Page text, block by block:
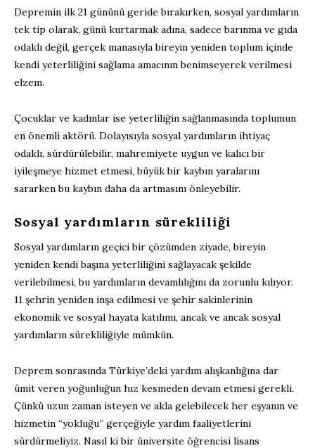
Depremin ilk 21 gününü geride bırakırken, sosyal yardımların
tek tip olarak, günü kurtarmak adına, sadece barınma ve gıda
odaklı değil, gerçek manasıyla bireyin yeniden toplum içinde
kendi yeterliliğini sağlama amacının benimseyerek verilmesi
elzem.
Çocuklar ve kadınlar ise yeterliliğin sağlanmasında toplumun
en önemli aktörü. Dolayısıyla sosyal yardımların ihtiyaç
odaklı, sürdürülebilir, mahremiyete uygun ve kalıcı bir
iyileşmeye hizmet etmesi, büyük bir kaybın yaralarını
sararken bu kaybın daha da artmasını önleyebilir.
Sosyal yardımların sürekliliği
Sosyal yardımların geçici bir çözümden ziyade, bireyin
yeniden kendi başına yeterliliğini sağlayacak şekilde
verilebilmesi, bu yardımların devamlılığını da zorunlu kılıyor.
11 şehrin yeniden inşa edilmesi ve şehir sakinlerinin
ekonomik ve sosyal hayata katılımı, ancak ve ancak sosyal
yardımların sürekliliğiyle mümkün.
Deprem sonrasında Türkiye’deki yardım alışkanlığına dar
ümit veren yoğunluğun hız kesmeden devam etmesi gerekli.
Çünkü uzun zaman isteyen ve akla gelebilecek her eşyanın ve
hizmetin “yokluğu” gerçeğiyle yardım faaliyetlerini
sürdürmeliyiz. Nasıl ki bir üniversite öğrencisi lisans